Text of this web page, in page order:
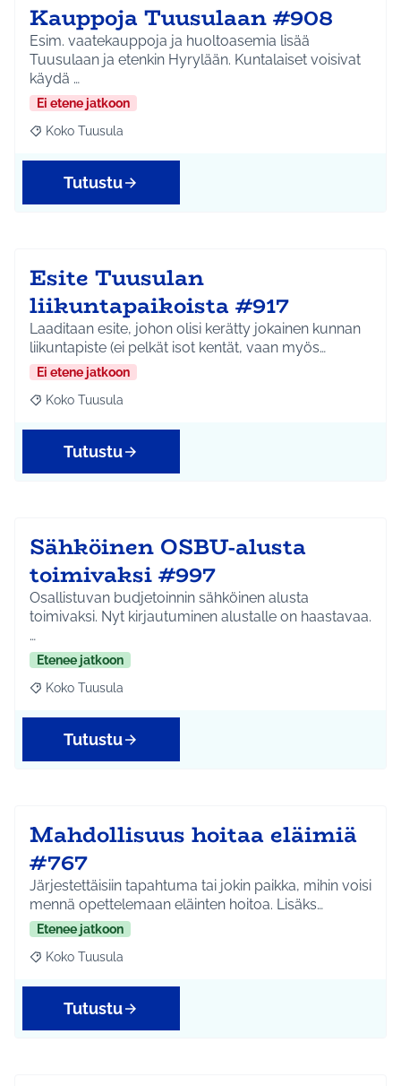
Kauppoja Tuusulaan #908
Esim. vaatekauppoja ja huoltoasemia lisää
Tuusulaan ja etenkin Hyrylään. Kuntalaiset voisivat
käydä …
Ei etene jatkoon
Rajaa tulokset aihepiirin mukaan: Koko Tuusula
Koko Tuusula
Tutustu
Esite Tuusulan
liikuntapaikoista #917
Laaditaan esite, johon olisi kerätty jokainen kunnan
liikuntapiste (ei pelkät isot kentät, vaan myös…
Ei etene jatkoon
Rajaa tulokset aihepiirin mukaan: Koko Tuusula
Koko Tuusula
Tutustu
Sähköinen OSBU-alusta
toimivaksi #997
Osallistuvan budjetoinnin sähköinen alusta
toimivaksi. Nyt kirjautuminen alustalle on haastavaa.
…
Etenee jatkoon
Rajaa tulokset aihepiirin mukaan: Koko Tuusula
Koko Tuusula
Tutustu
Mahdollisuus hoitaa eläimiä
#767
Järjestettäisiin tapahtuma tai jokin paikka, mihin voisi
mennä opettelemaan eläinten hoitoa. Lisäks…
Etenee jatkoon
Rajaa tulokset aihepiirin mukaan: Koko Tuusula
Koko Tuusula
Tutustu